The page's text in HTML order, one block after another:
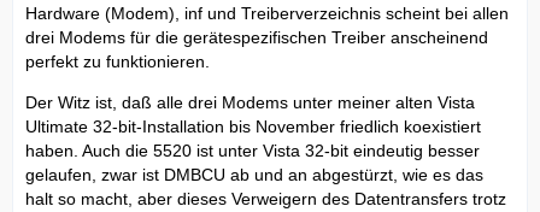
Hardware (Modem), inf und Treiberverzeichnis scheint bei allen
drei Modems für die gerätespezifischen Treiber anscheinend
perfekt zu funktionieren.
Der Witz ist, daß alle drei Modems unter meiner alten Vista
Ultimate 32-bit-Installation bis November friedlich koexistiert
haben. Auch die 5520 ist unter Vista 32-bit eindeutig besser
gelaufen, zwar ist DMBCU ab und an abgestürzt, wie es das
halt so macht, aber dieses Verweigern des Datentransfers trotz